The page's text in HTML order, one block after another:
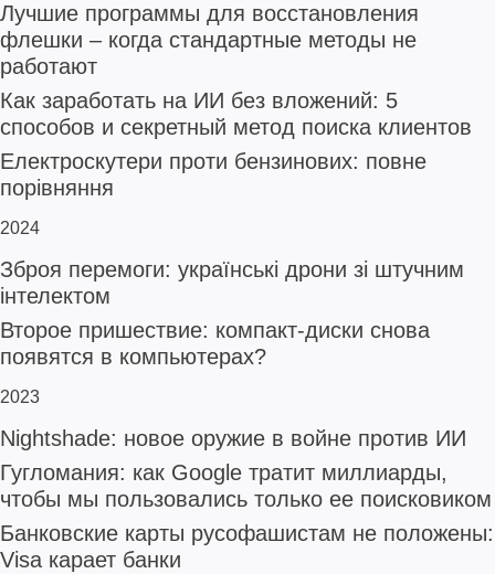
Лучшие программы для восстановления
флешки – когда стандартные методы не
работают
Как заработать на ИИ без вложений: 5
способов и секретный метод поиска клиентов
Електроскутери проти бензинових: повне
порівняння
2024
Зброя перемоги: українські дрони зі штучним
інтелектом
Второе пришествие: компакт-диски снова
появятся в компьютерах?
2023
Nightshade: новое оружие в войне против ИИ
Гугломания: как Google тратит миллиарды,
чтобы мы пользовались только ее поисковиком
Банковские карты русофашистам не положены:
Visa карает банки